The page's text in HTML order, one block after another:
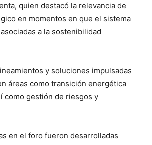
quien destacó la relevancia de
en momentos en que el sistema
a la sostenibilidad
y soluciones impulsadas
áreas como transición energética
como gestión de riesgos y
en el foro fueron desarrolladas